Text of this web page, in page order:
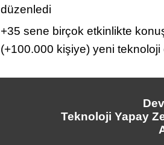
düzenledi
+35 sene birçok etkinlikte
(+100.000 kişiye) yeni teknoloji
Teknoloji Yapay